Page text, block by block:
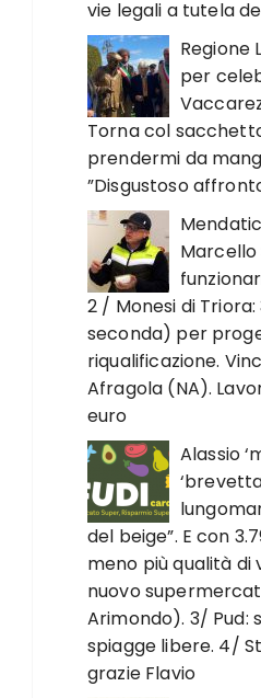
vie legali a tutela
Regione
per
Torna col
prendermi da
”Disgustoso
Marcello
2 / Monesi di
seconda) per
riqualificazione.
Afragola (NA).
euro
Alassio
del beige”. E con
meno più qualità di
nuovo
Arimondo). 3/ Pud:
spiagge libere. 4/
grazie Flavio